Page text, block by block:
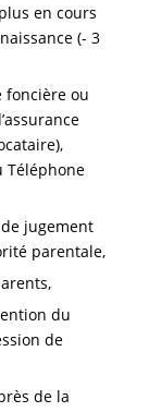
en cours
(- 3
foncière ou
Téléphone
jugement
parentale,
du
de
de la